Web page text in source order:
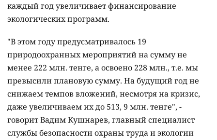
каждый год увеличивает финансирование
экологических программ.
"В этом году предусматривалось 19
природоохранных мероприятий на сумму не
менее 222 млн. тенге, а освоено 228 млн., т.е. мы
превысили плановую сумму. На будущий год не
снижаем темпов вложений, несмотря на кризис,
даже увеличиваем их до 513, 9 млн. тенге", -
говорит Вадим Кушнарев, главный специалист
службы безопасности охраны труда и экологии